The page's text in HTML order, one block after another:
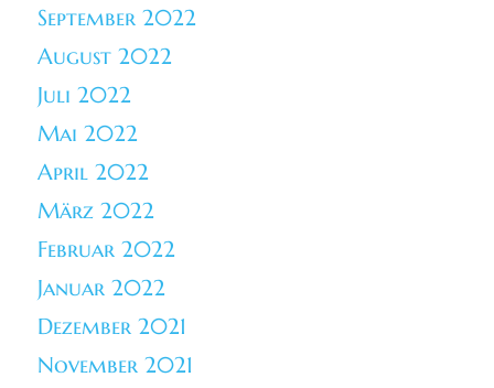
September 2022
August 2022
Juli 2022
Mai 2022
April 2022
März 2022
Februar 2022
Januar 2022
Dezember 2021
November 2021